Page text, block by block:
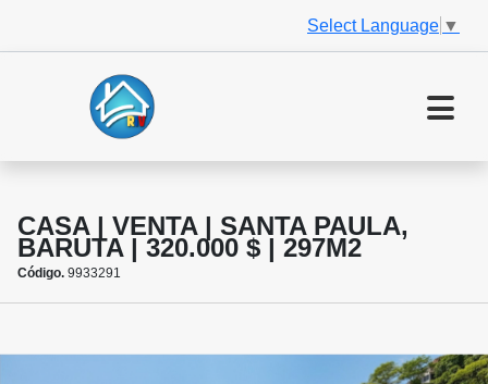
Select Language ▼
CASA | VENTA | SANTA PAULA,
BARUTA | 320.000 $ | 297M2
Código. 9933291